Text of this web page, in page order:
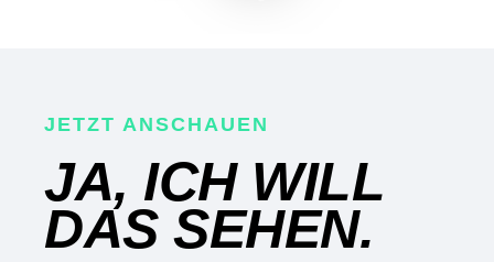
JETZT ANSCHAUEN
JA, ICH WILL
DAS SEHEN.